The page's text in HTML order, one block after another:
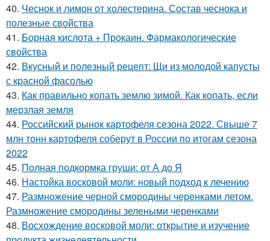
40. Чеснок и лимон от холестерина. Состав чеснока и
полезные свойства
41. Борная кислота + Прокаин. Фармакологические
свойства
42. Вкусный и полезный рецепт: Щи из молодой капусты
с красной фасолью
43. Как правильно копать землю зимой. Как копать, если
мерзлая земля
44. Российский рынок картофеля сезона 2022. Свыше 7
млн тонн картофеля соберут в России по итогам сезона
2022
45. Полная подкормка груши: от А до Я
46. Настойка восковой моли: новый подход к лечению
47. Размножение черной смородины черенками летом.
Размножение смородины зелеными черенками
48. Восхождение восковой моли: открытие и изучение